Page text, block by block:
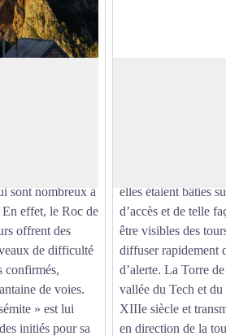
sont nombreux à
En effet, le Roc de
offrent des
de difficulté
confirmés,
de voies.
» est lui
initiés pour sa
elles étaient bâties
d’accès et de telle
être visibles des
diffuser rapidement
d’alerte. La Torre
vallée du Tech et
XIIIe siècle et
en direction de la